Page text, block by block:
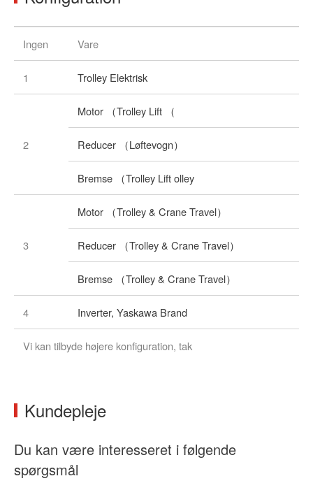
Ingen Vare
1 Trolley Elektrisk
2
Motor （Trolley Lift （
Reducer （Løftevogn）
Bremse （Trolley Lift olley
3
Motor （Trolley & Crane Travel）
Reducer （Trolley & Crane Travel）
Bremse （Trolley & Crane Travel）
4 Inverter, Yaskawa Brand
Vi kan tilbyde højere konfiguration, tak
Kundepleje
Du kan være interesseret i følgende
spørgsmål